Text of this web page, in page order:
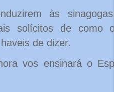
às
solícitos de como
de dizer.
vos ensinará o